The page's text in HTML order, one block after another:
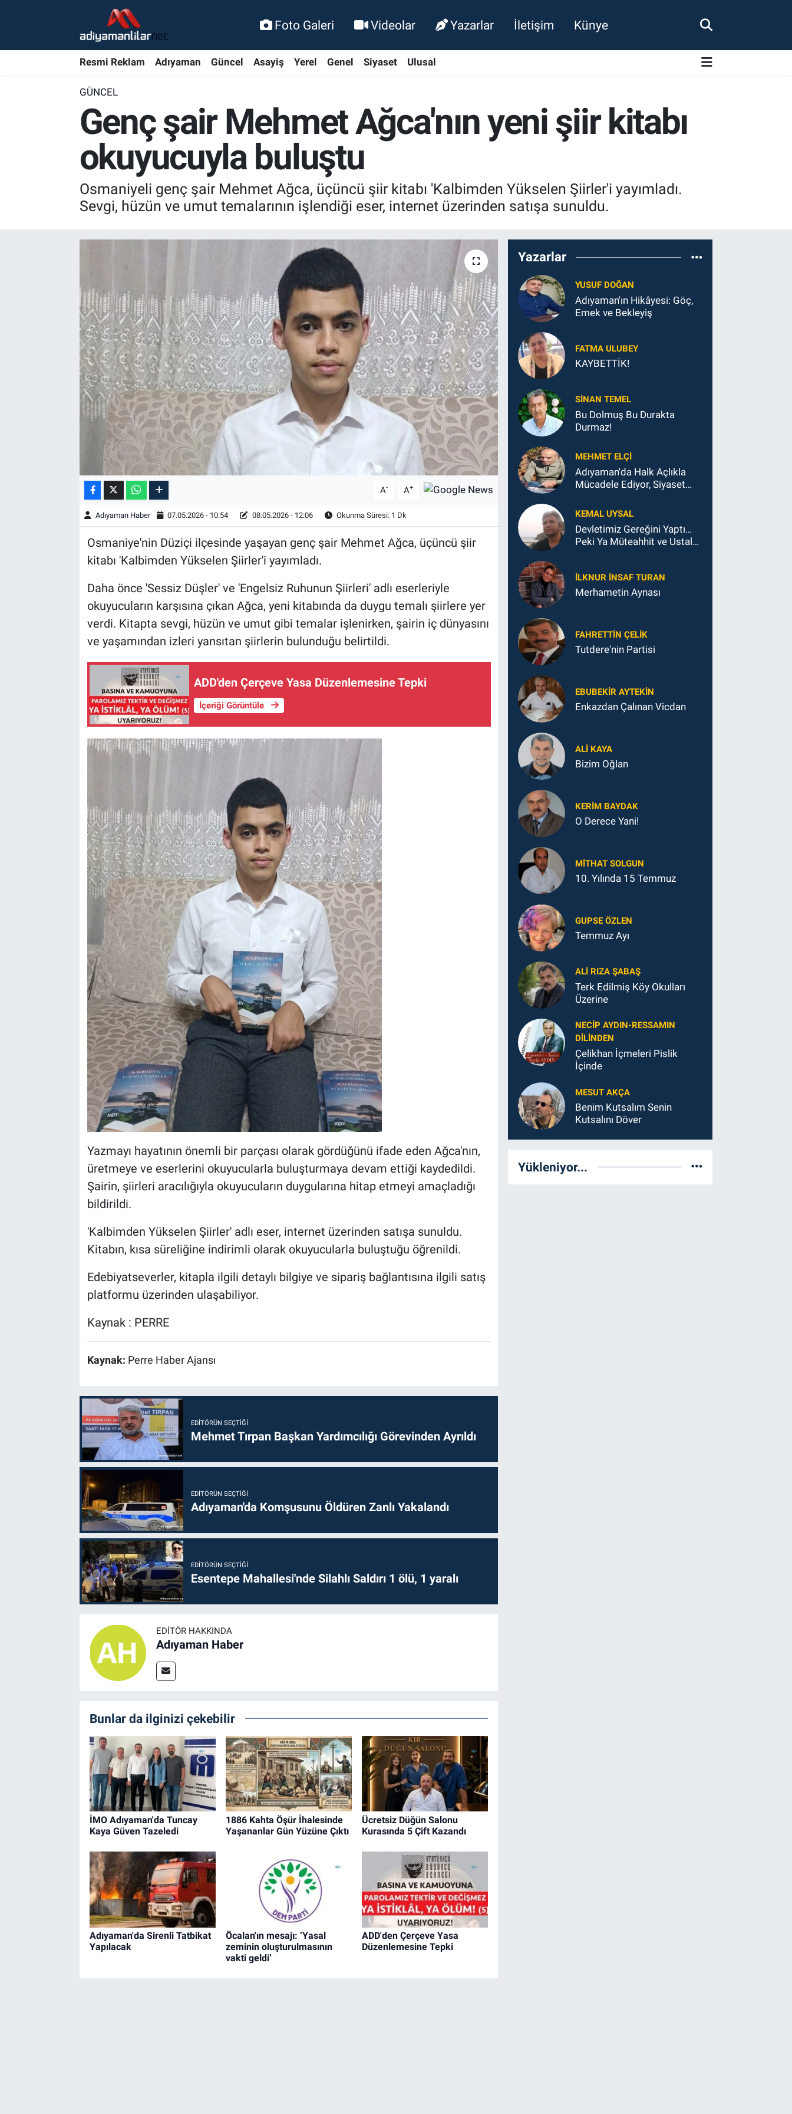
Foto Galeri Videolar Yazarlar İletişim Künye
Resmi Reklam Adıyaman Güncel Asayiş Yerel Genel Siyaset Ulusal
GÜNCEL
Genç şair Mehmet Ağca'nın yeni şiir kitabı
okuyucuyla buluştu
Osmaniyeli genç şair Mehmet Ağca, üçüncü şiir kitabı 'Kalbimden Yükselen Şiirler'i yayımladı.
Sevgi, hüzün ve umut temalarının işlendiği eser, internet üzerinden satışa sunuldu.
A- A+
Adıyaman Haber 07.05.2026 - 10:54 08.05.2026 - 12:06 Okunma Süresi: 1 Dk
Osmaniye'nin Düziçi ilçesinde yaşayan genç şair Mehmet Ağca, üçüncü şiir
kitabı 'Kalbimden Yükselen Şiirler'i yayımladı.
Daha önce 'Sessiz Düşler' ve 'Engelsiz Ruhunun Şiirleri' adlı eserleriyle
okuyucuların karşısına çıkan Ağca, yeni kitabında da duygu temalı şiirlere yer
verdi. Kitapta sevgi, hüzün ve umut gibi temalar işlenirken, şairin iç dünyasını
ve yaşamından izleri yansıtan şiirlerin bulunduğu belirtildi.
ADD'den Çerçeve Yasa Düzenlemesine Tepki
İçeriği Görüntüle
Yazmayı hayatının önemli bir parçası olarak gördüğünü ifade eden Ağca'nın,
üretmeye ve eserlerini okuyucularla buluşturmaya devam ettiği kaydedildi.
Şairin, şiirleri aracılığıyla okuyucuların duygularına hitap etmeyi amaçladığı
bildirildi.
'Kalbimden Yükselen Şiirler' adlı eser, internet üzerinden satışa sunuldu.
Kitabın, kısa süreliğine indirimli olarak okuyucularla buluştuğu öğrenildi.
Edebiyatseverler, kitapla ilgili detaylı bilgiye ve sipariş bağlantısına ilgili satış
platformu üzerinden ulaşabiliyor.
Kaynak : PERRE
Kaynak: Perre Haber Ajansı
EDITÖRÜN SEÇTIĞI
Mehmet Tırpan Başkan Yardımcılığı Görevinden Ayrıldı
EDITÖRÜN SEÇTIĞI
Adıyaman'da Komşusunu Öldüren Zanlı Yakalandı
EDITÖRÜN SEÇTIĞI
Esentepe Mahallesi'nde Silahlı Saldırı 1 ölü, 1 yaralı
EDITÖR HAKKINDA
Adıyaman Haber
Bunlar da ilginizi çekebilir
İMO Adıyaman'da Tuncay
Kaya Güven Tazeledi
1886 Kahta Öşür İhalesinde
Yaşananlar Gün Yüzüne Çıktı
Ücretsiz Düğün Salonu
Kurasında 5 Çift Kazandı
Adıyaman'da Sirenli Tatbikat
Yapılacak
Öcalan'ın mesajı: ‘Yasal
zeminin oluşturulmasının
vakti geldi’
ADD'den Çerçeve Yasa
Düzenlemesine Tepki
Yazarlar
YUSUF DOĞAN
Adıyaman'ın Hikâyesi: Göç,
Emek ve Bekleyiş
FATMA ULUBEY
KAYBETTİK!
SINAN TEMEL
Bu Dolmuş Bu Durakta
Durmaz!
MEHMET ELÇI
Adıyaman'da Halk Açlıkla
Mücadele Ediyor, Siyaset
KEMAL UYSAL
Devletimiz Gereğini Yaptı…
Peki Ya Müteahhit ve Ustalar
İLKNUR İNSAF TURAN
Merhametin Aynası
FAHRETTIN ÇELİK
Tutdere'nin Partisi
EBUBEKIR AYTEKIN
Enkazdan Çalınan Vicdan
ALI KAYA
Bizim Oğlan
KERIM BAYDAK
O Derece Yani!
MITHAT SOLGUN
10. Yılında 15 Temmuz
GUPSE ÖZLEN
Temmuz Ayı
ALI RIZA ŞABAŞ
Terk Edilmiş Köy Okulları
Üzerine
NECIP AYDIN-RESSAMIN
DILINDEN
Çelikhan İçmeleri Pislik
İçinde
MESUT AKÇA
Benim Kutsalım Senin
Kutsalını Döver
Yükleniyor...
Bölge Haberleri
Özel Haber
Kültür Sanat
BİLİM VE TEKNOLOJİ
Şambayat Haber
Nöbetçi Eczaneler
Adiyaman Namaz Vakitleri
Trafik Durumu
Süper Lig Puan Durumu ve Fikstür
Tüm Manşetler